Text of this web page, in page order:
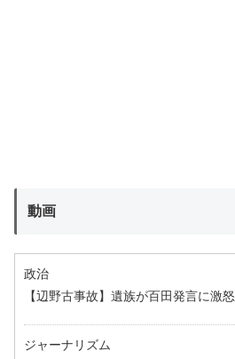
動画
政治
【辺野古事故】遺族が百田発言に激怒
ジャーナリズム